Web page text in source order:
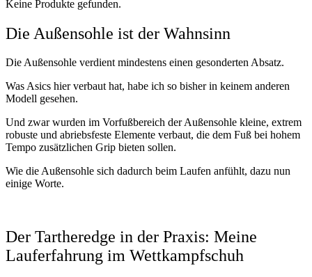
Keine Produkte gefunden.
Die Außensohle ist der Wahnsinn
Die Außensohle verdient mindestens einen gesonderten Absatz.
Was Asics hier verbaut hat, habe ich so bisher in keinem anderen
Modell gesehen.
Und zwar wurden im Vorfußbereich der Außensohle kleine, extrem
robuste und abriebsfeste Elemente verbaut, die dem Fuß bei hohem
Tempo zusätzlichen Grip bieten sollen.
Wie die Außensohle sich dadurch beim Laufen anfühlt, dazu nun
einige Worte.
Der Tartheredge in der Praxis: Meine
Lauferfahrung im Wettkampfschuh